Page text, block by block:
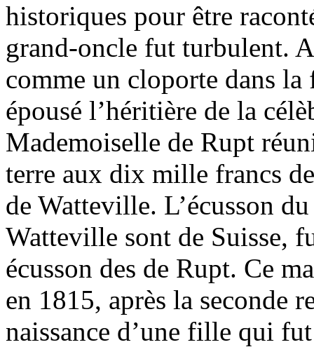
historiques pour être
grand-oncle fut turbulent.
comme un cloporte dans
épousé l’héritière de la
Mademoiselle de Rupt
terre aux dix mille francs
de Watteville. L’écusson
Watteville sont de Suisse,
écusson des de Rupt. Ce
en 1815, après la seconde
naissance d’une fille qui